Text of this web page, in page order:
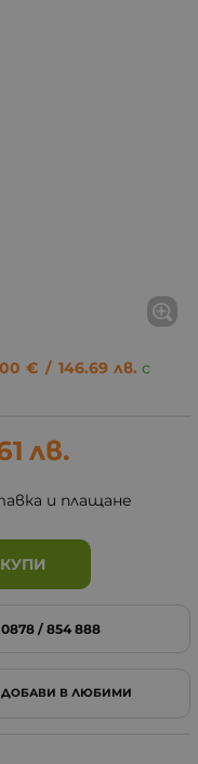
€ / 146.69 лв. с
лв.
и плащане
КУПИ
0878 / 854 888
ДОБАВИ В ЛЮБИМИ